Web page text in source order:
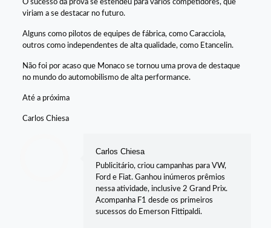
O sucesso da prova se estendeu para vários competidores, que
viriam a se destacar no futuro.
Alguns como pilotos de equipes de fábrica, como Caracciola,
outros como independentes de alta qualidade, como Etancelin.
Não foi por acaso que Monaco se tornou uma prova de destaque
no mundo do automobilismo de alta performance.
Até a próxima
Carlos Chiesa
Carlos Chiesa
Publicitário, criou campanhas para VW,
Ford e Fiat. Ganhou inúmeros prêmios
nessa atividade, inclusive 2 Grand Prix.
Acompanha F1 desde os primeiros
sucessos do Emerson Fittipaldi.